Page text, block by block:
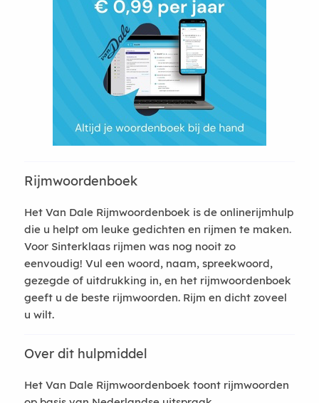
Rijmwoordenboek
Het Van Dale Rijmwoordenboek is de onlinerijmhulp
die u helpt om leuke gedichten en rijmen te maken.
Voor Sinterklaas rijmen was nog nooit zo
eenvoudig! Vul een woord, naam, spreekwoord,
gezegde of uitdrukking in, en het rijmwoordenboek
geeft u de beste rijmwoorden. Rijm en dicht zoveel
u wilt.
Over dit hulpmiddel
Het Van Dale Rijmwoordenboek toont rijmwoorden